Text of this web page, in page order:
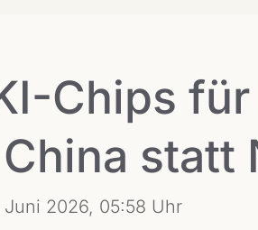
Chips
statt
Juni 2026, 05:58 Uhr